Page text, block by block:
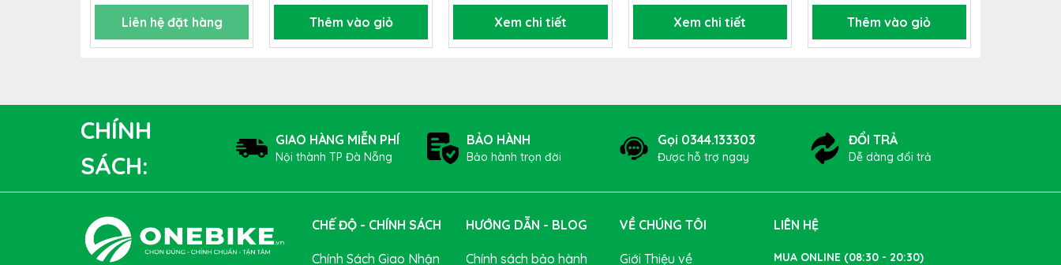
Liên hệ đặt hàng Thêm vào giỏ Xem chi tiết Xem chi tiết Thêm vào giỏ
CHÍNH
SÁCH:
GIAO HÀNG MIỄN PHÍ
Nội thành TP Đà Nẵng
BẢO HÀNH
Bảo hành trọn đời
Gọi 0344.133303
Được hỗ trợ ngay
ĐỔI TRẢ
Dễ dàng đổi trả
CHẾ ĐỘ - CHÍNH SÁCH
Chính Sách Giao Nhận
HƯỚNG DẪN - BLOG
Chính sách bảo hành
VỀ CHÚNG TÔI
Giới Thiệu về
LIÊN HỆ
MUA ONLINE (08:30 - 20:30)